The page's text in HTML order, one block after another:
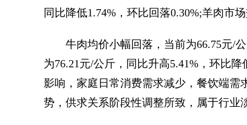
同比降低1.74%，环比回落0.30%;羊肉市
牛肉均价小幅回落，当前为66.75元/公
为76.21元/公斤，同比升高5.41%，环比
影响，家庭日常消费需求减少，餐饮端需
势，供求关系阶段性调整所致，属于行业